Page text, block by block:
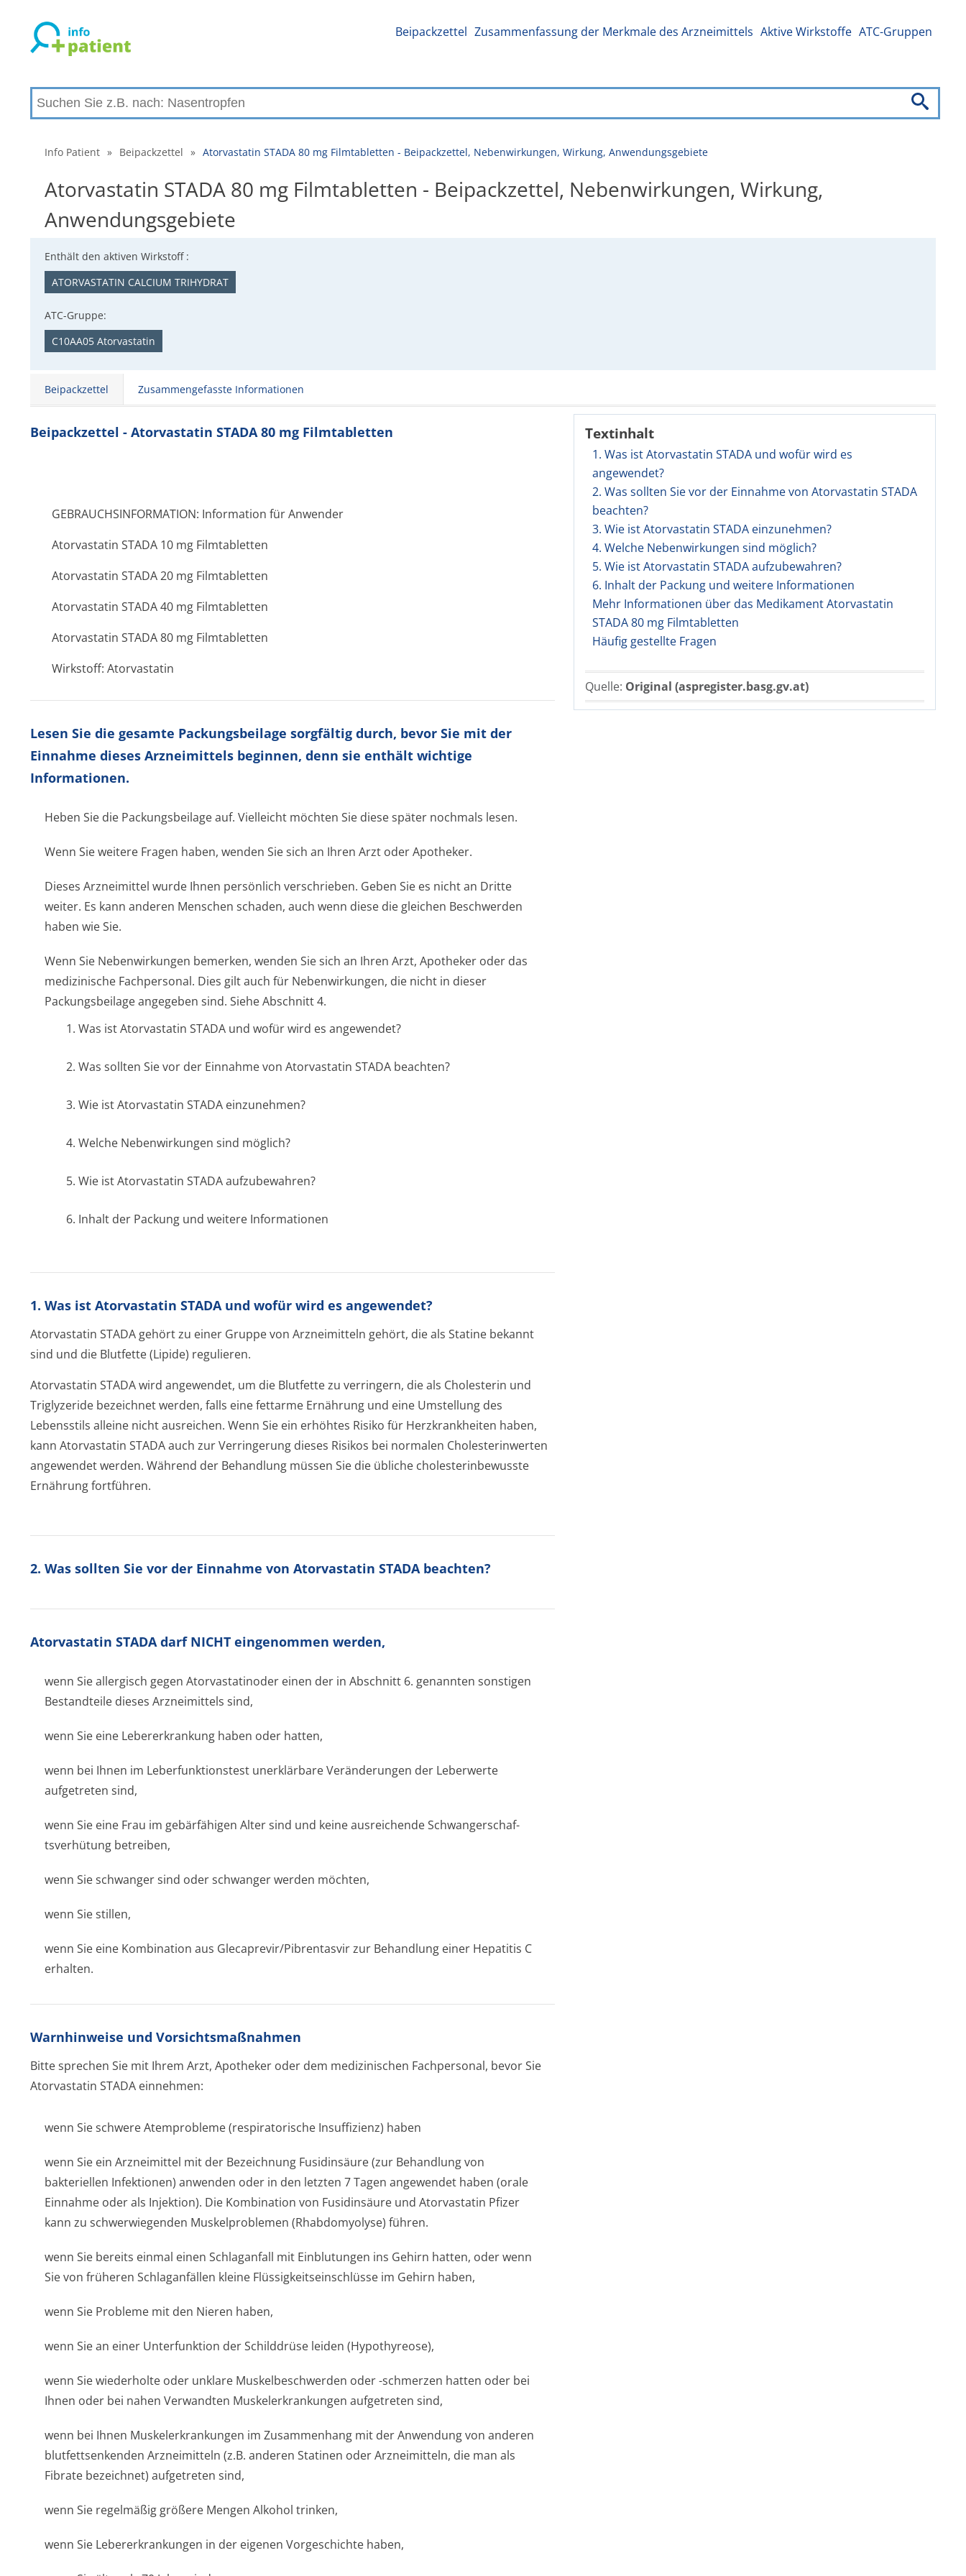
Beipackzettel Zusammenfassung der Merkmale des Arzneimittels Aktive Wirkstoffe ATC-Gruppen
Info Patient » Beipackzettel » Atorvastatin STADA 80 mg Filmtabletten - Beipackzettel, Nebenwirkungen, Wirkung, Anwendungsgebiete
Atorvastatin STADA 80 mg Filmtabletten - Beipackzettel, Nebenwirkungen, Wirkung,
Anwendungsgebiete
Enthält den aktiven Wirkstoff :
ATORVASTATIN CALCIUM TRIHYDRAT
ATC-Gruppe:
C10AA05 Atorvastatin
Beipackzettel Zusammengefasste Informationen
Textinhalt
1. Was ist Atorvastatin STADA und wofür wird es
angewendet?
2. Was sollten Sie vor der Einnahme von Atorvastatin STADA
beachten?
3. Wie ist Atorvastatin STADA einzunehmen?
4. Welche Nebenwirkungen sind möglich?
5. Wie ist Atorvastatin STADA aufzubewahren?
6. Inhalt der Packung und weitere Informationen
Mehr Informationen über das Medikament Atorvastatin
STADA 80 mg Filmtabletten
Häufig gestellte Fragen
Quelle: Original (aspregister.basg.gv.at)
Beipackzettel - Atorvastatin STADA 80 mg Filmtabletten
GEBRAUCHSINFORMATION: Information für Anwender
Atorvastatin STADA 10 mg Filmtabletten
Atorvastatin STADA 20 mg Filmtabletten
Atorvastatin STADA 40 mg Filmtabletten
Atorvastatin STADA 80 mg Filmtabletten
Wirkstoff: Atorvastatin
Lesen Sie die gesamte Packungsbeilage sorgfältig durch, bevor Sie mit der
Einnahme dieses Arzneimittels beginnen, denn sie enthält wichtige
Informationen.
Heben Sie die Packungsbeilage auf. Vielleicht möchten Sie diese später nochmals lesen.
Wenn Sie weitere Fragen haben, wenden Sie sich an Ihren Arzt oder Apotheker.
Dieses Arzneimittel wurde Ihnen persönlich verschrieben. Geben Sie es nicht an Dritte
weiter. Es kann anderen Menschen schaden, auch wenn diese die gleichen Beschwerden
haben wie Sie.
Wenn Sie Nebenwirkungen bemerken, wenden Sie sich an Ihren Arzt, Apotheker oder das
medizinische Fachpersonal. Dies gilt auch für Nebenwirkungen, die nicht in dieser
Packungsbeilage angegeben sind. Siehe Abschnitt 4.
1. Was ist Atorvastatin STADA und wofür wird es angewendet?
2. Was sollten Sie vor der Einnahme von Atorvastatin STADA beachten?
3. Wie ist Atorvastatin STADA einzunehmen?
4. Welche Nebenwirkungen sind möglich?
5. Wie ist Atorvastatin STADA aufzubewahren?
6. Inhalt der Packung und weitere Informationen
1. Was ist Atorvastatin STADA und wofür wird es angewendet?
Atorvastatin STADA gehört zu einer Gruppe von Arzneimitteln gehört, die als Statine bekannt
sind und die Blutfette (Lipide) regulieren.
Atorvastatin STADA wird angewendet, um die Blutfette zu verringern, die als Cholesterin und
Triglyzeride bezeichnet werden, falls eine fettarme Ernährung und eine Umstellung des
Lebensstils alleine nicht ausreichen. Wenn Sie ein erhöhtes Risiko für Herzkrankheiten haben,
kann Atorvastatin STADA auch zur Verringerung dieses Risikos bei normalen Cholesterinwerten
angewendet werden. Während der Behandlung müssen Sie die übliche cholesterinbewusste
Ernährung fortführen.
2. Was sollten Sie vor der Einnahme von Atorvastatin STADA beachten?
Atorvastatin STADA darf NICHT eingenommen werden,
wenn Sie allergisch gegen Atorvastatinoder einen der in Abschnitt 6. genannten sonstigen
Bestandteile dieses Arzneimittels sind,
wenn Sie eine Lebererkrankung haben oder hatten,
wenn bei Ihnen im Leberfunktionstest unerklärbare Veränderungen der Leberwerte
aufgetreten sind,
wenn Sie eine Frau im gebärfähigen Alter sind und keine ausreichende Schwangerschaf­
tsverhütung betreiben,
wenn Sie schwanger sind oder schwanger werden möchten,
wenn Sie stillen,
wenn Sie eine Kombination aus Glecaprevir/Pi­brentasvir zur Behandlung einer Hepatitis C
erhalten.
Warnhinweise und Vorsichtsmaßnahmen
Bitte sprechen Sie mit Ihrem Arzt, Apotheker oder dem medizinischen Fachpersonal, bevor Sie
Atorvastatin STADA einnehmen:
wenn Sie schwere Atemprobleme (respiratorische Insuffizienz) haben
wenn Sie ein Arzneimittel mit der Bezeichnung Fusidinsäure (zur Behandlung von
bakteriellen Infektionen) anwenden oder in den letzten 7 Tagen angewendet haben (orale
Einnahme oder als Injektion). Die Kombination von Fusidinsäure und Atorvastatin Pfizer
kann zu schwerwiegenden Muskelproblemen (Rhabdomyolyse) führen.
wenn Sie bereits einmal einen Schlaganfall mit Einblutungen ins Gehirn hatten, oder wenn
Sie von früheren Schlaganfällen kleine Flüssigkeitse­inschlüsse im Gehirn haben,
wenn Sie Probleme mit den Nieren haben,
wenn Sie an einer Unterfunktion der Schilddrüse leiden (Hypothyreose),
wenn Sie wiederholte oder unklare Muskelbeschwerden oder -schmerzen hatten oder bei
Ihnen oder bei nahen Verwandten Muskelerkrankungen aufgetreten sind,
wenn bei Ihnen Muskelerkrankungen im Zusammenhang mit der Anwendung von anderen
blutfettsenkenden Arzneimitteln (z.B. anderen Statinen oder Arzneimitteln, die man als
Fibrate bezeichnet) aufgetreten sind,
wenn Sie regelmäßig größere Mengen Alkohol trinken,
wenn Sie Lebererkrankungen in der eigenen Vorgeschichte ha­ben,